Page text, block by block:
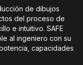
de dibujos
del proceso de
e intuitivo. SAFE
al ingeniero con su
capacidades